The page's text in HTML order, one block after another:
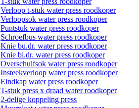
Verloop t-stuk water press roodkoper
Verloopsok water press roodkoper
Puntstuk water press roodkoper
Schroefbus water press roodkoper
Knie bu.dr. water press roodkoper
Knie bi.dr. water press roodkoper
Overschuifsok water press roodkoper
Insteekverloop water press roodkoper
Eindkap water press roodkoper
T-stuk press x draad water roodkoper
2-delige koppeling press